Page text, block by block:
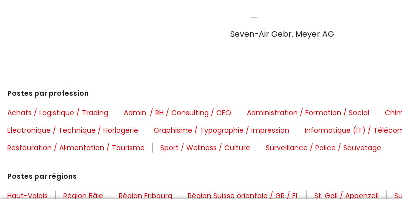
Seven-Air Gebr. Meyer AG
Postes par profession
Achats / Logistique / Trading
Admin. / RH / Consulting / CEO Administration / Formation / Social
Electronique / Technique / Horlogerie
Graphisme / Typographie / Impression Informatique (IT) /
Restauration / Alimentation / Tourisme
Sport / Wellness / Culture Surveillance / Police / Sauvetage
Postes par régions
Haut-Valais
Région Bâle Région Fribourg Région Suisse orientale / GR / FL St. Gall / Appenzell